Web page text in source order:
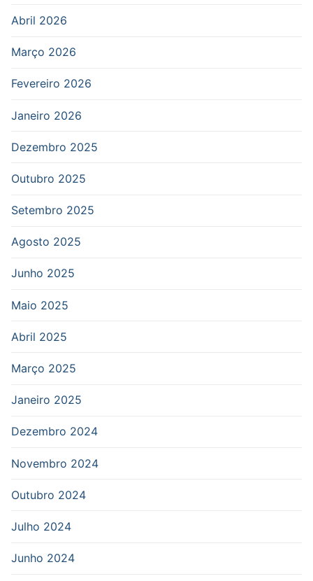
Abril 2026
Março 2026
Fevereiro 2026
Janeiro 2026
Dezembro 2025
Outubro 2025
Setembro 2025
Agosto 2025
Junho 2025
Maio 2025
Abril 2025
Março 2025
Janeiro 2025
Dezembro 2024
Novembro 2024
Outubro 2024
Julho 2024
Junho 2024